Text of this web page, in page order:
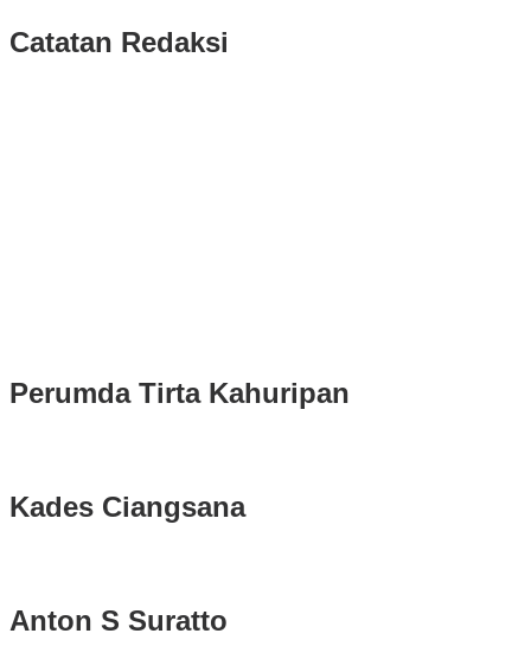
Catatan Redaksi
Perumda Tirta Kahuripan
Kades Ciangsana
Anton S Suratto